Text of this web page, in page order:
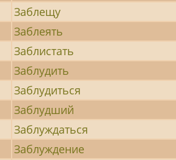
Заблещу
Заблеять
Заблистать
Заблудить
Заблудиться
Заблудший
Заблуждаться
Заблуждение